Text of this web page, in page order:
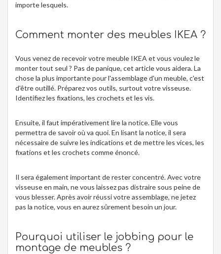
importe lesquels.
Comment monter des meubles IKEA ?
Vous venez de recevoir votre meuble IKEA et vous voulez le
monter tout seul ? Pas de panique, cet article vous aidera. La
chose la plus importante pour l'assemblage d'un meuble, c'est
d'être outillé. Préparez vos outils, surtout votre visseuse.
Identifiez les fixations, les crochets et les vis.
Ensuite, il faut impérativement lire la notice. Elle vous
permettra de savoir où va quoi. En lisant la notice, il sera
nécessaire de suivre les indications et de mettre les vices, les
fixations et les crochets comme énoncé.
Il sera également important de rester concentré. Avec votre
visseuse en main, ne vous laissez pas distraire sous peine de
vous blesser. Après avoir réussi votre assemblage, ne jetez
pas la notice, vous en aurez sûrement besoin un jour.
Pourquoi utiliser le jobbing pour le
montage de meubles ?